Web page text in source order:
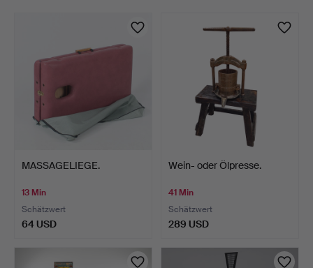
MASSAGELIEGE.
13 Min
Schätzwert
64 USD
Wein- oder Ölpresse.
41 Min
Schätzwert
289 USD